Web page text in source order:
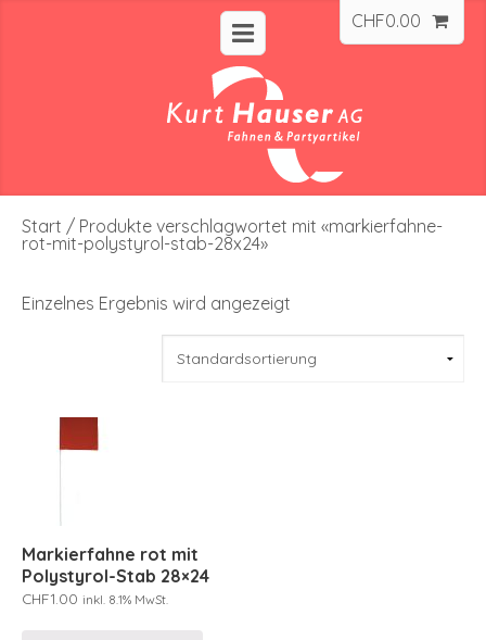
CHF0.00
Start / Produkte verschlagwortet mit «markierfahne-
rot-mit-polystyrol-stab-28x24»
Einzelnes Ergebnis wird angezeigt
Markierfahne rot mit
Polystyrol-Stab 28×24
CHF1.00 inkl. 8.1% MwSt.